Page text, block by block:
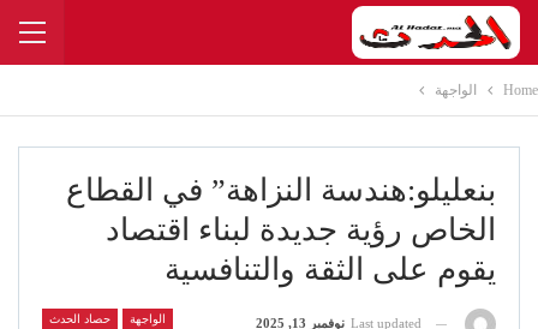
Home الواجهة
بنعليلو:هندسة النزاهة” في القطاع
الخاص رؤية جديدة لبناء اقتصاد
يقوم على الثقة والتنافسية
الواجهة حصاد الحدث Last updated نوفمبر 13, 2025